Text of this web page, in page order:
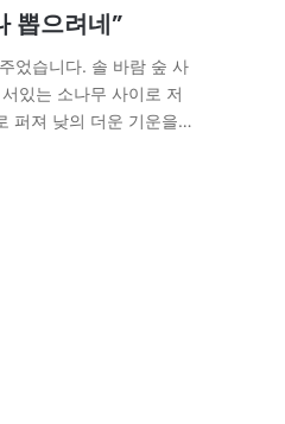
뽑으려네”
었습니다. 솔 바람 숲 사
있는 소나무 사이로 저
퍼져 낮의 더운 기운을